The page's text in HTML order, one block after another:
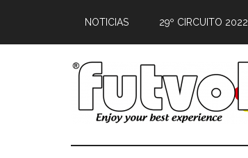
NOTICIAS 29º CIRCUITO 2022